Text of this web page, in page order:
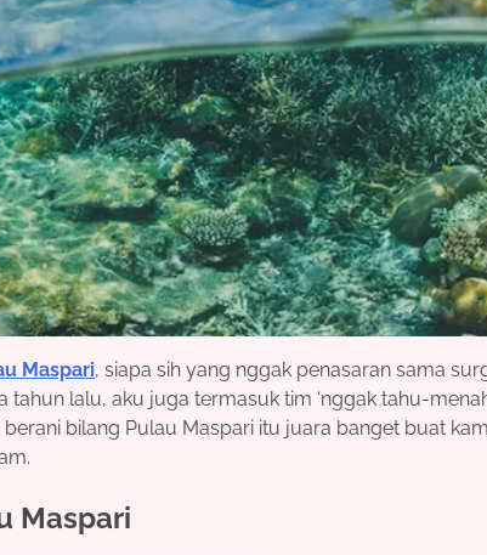
Maspari, siapa sih yang nggak penasaran sama
lalu, aku juga termasuk tim ‘nggak tahu-
bilang Pulau Maspari itu juara banget buat
Maspari